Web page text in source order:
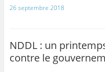
26 septembre 2018
NDDL : un
contre le